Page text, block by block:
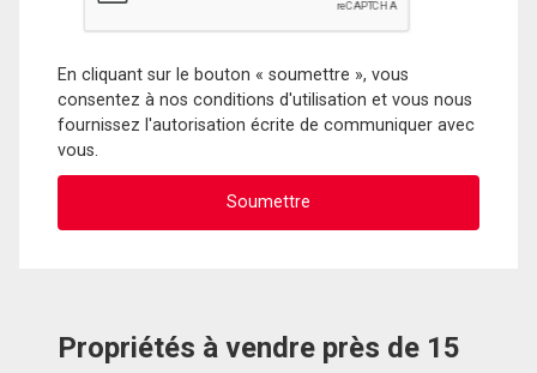
En cliquant sur le bouton « soumettre », vous
consentez à nos conditions d'utilisation et vous nous
fournissez l'autorisation écrite de communiquer avec
vous.
Propriétés à vendre près de 15